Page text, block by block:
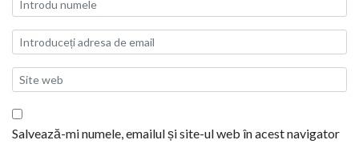
Salvează-mi numele, emailul și site-ul web în acest navigator